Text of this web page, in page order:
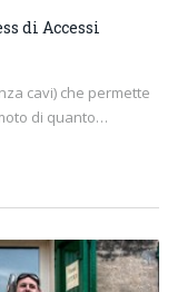
di Accessi
cavi) che permette
di quanto…